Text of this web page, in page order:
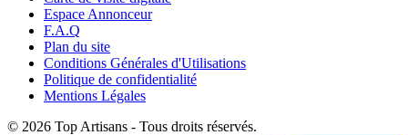
Espace Annonceur
F.A.Q
Plan du site
Conditions Générales d'Utilisations
Politique de confidentialité
Mentions Légales
© 2026 Top Artisans - Tous droits réservés.